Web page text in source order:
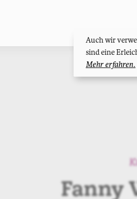
Auch wir
sind eine
Mehr erfahren.
Fanny